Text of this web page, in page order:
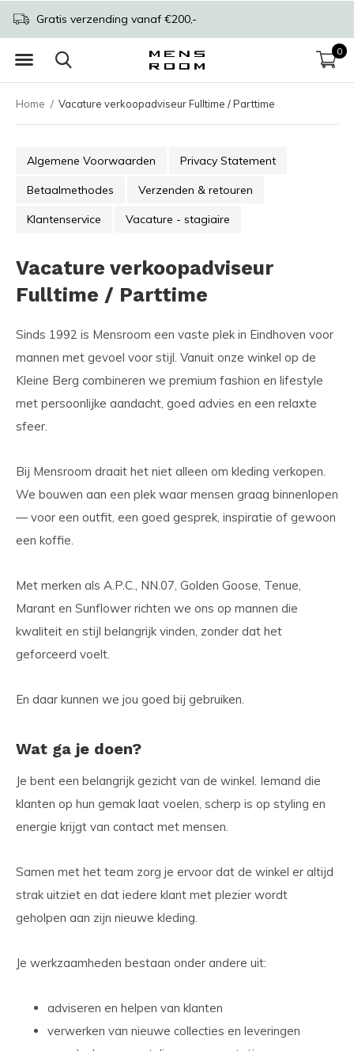
0
Gratis verzending vanaf €200,-
Home Vacature verkoopadviseur Fulltime / Parttime
Algemene Voorwaarden Privacy Statement
Betaalmethodes Verzenden & retouren
Klantenservice Vacature - stagiaire
Vacature verkoopadviseur
Fulltime / Parttime
Sinds 1992 is Mensroom een vaste plek in Eindhoven voor
mannen met gevoel voor stijl. Vanuit onze winkel op de
Kleine Berg combineren we premium fashion en lifestyle
met persoonlijke aandacht, goed advies en een relaxte
sfeer.
Bij Mensroom draait het niet alleen om kleding verkopen.
We bouwen aan een plek waar mensen graag binnenlopen
— voor een outfit, een goed gesprek, inspiratie of gewoon
een koffie.
Met merken als A.P.C., NN.07, Golden Goose, Tenue,
Marant en Sunflower richten we ons op mannen die
kwaliteit en stijl belangrijk vinden, zonder dat het
geforceerd voelt.
En daar kunnen we jou goed bij gebruiken.
Wat ga je doen?
Je bent een belangrijk gezicht van de winkel. Iemand die
klanten op hun gemak laat voelen, scherp is op styling en
energie krijgt van contact met mensen.
Samen met het team zorg je ervoor dat de winkel er altijd
strak uitziet en dat iedere klant met plezier wordt
geholpen aan zijn nieuwe kleding.
Je werkzaamheden bestaan onder andere uit:
adviseren en helpen van klanten
verwerken van nieuwe collecties en leveringen